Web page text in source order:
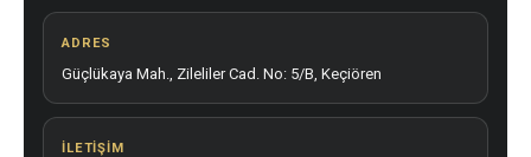
ADRES
Güçlükaya Mah., Zileliler Cad. No: 5/B, Keçiören
İLETIŞIM